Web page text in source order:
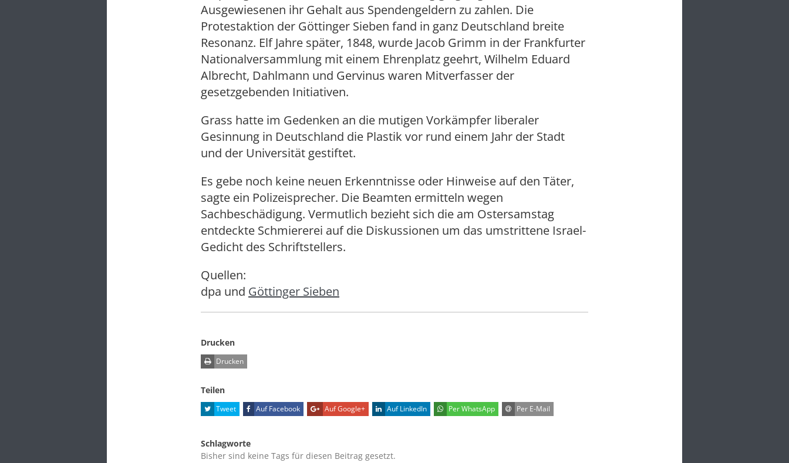
Ausgewiesenen ihr Gehalt aus Spendengeldern zu zahlen. Die
Protestaktion der Göttinger Sieben fand in ganz Deutschland breite
Resonanz. Elf Jahre später, 1848, wurde Jacob Grimm in der Frankfurter
Nationalversammlung mit einem Ehrenplatz geehrt, Wilhelm Eduard
Albrecht, Dahlmann und Gervinus waren Mitverfasser der
gesetzgebenden Initiativen.
Grass hatte im Gedenken an die mutigen Vorkämpfer liberaler
Gesinnung in Deutschland die Plastik vor rund einem Jahr der Stadt
und der Universität gestiftet.
Es gebe noch keine neuen Erkenntnisse oder Hinweise auf den Täter,
sagte ein Polizeisprecher. Die Beamten ermitteln wegen
Sachbeschädigung. Vermutlich bezieht sich die am Ostersamstag
entdeckte Schmiererei auf die Diskussionen um das umstrittene Israel-
Gedicht des Schriftstellers.
Quellen:
dpa und Göttinger Sieben
Drucken
Drucken
Teilen
Tweet Auf Facebook Auf Google+ Auf LinkedIn Per WhatsApp Per E-Mail
Schlagworte
Bisher sind keine Tags für diesen Beitrag gesetzt.